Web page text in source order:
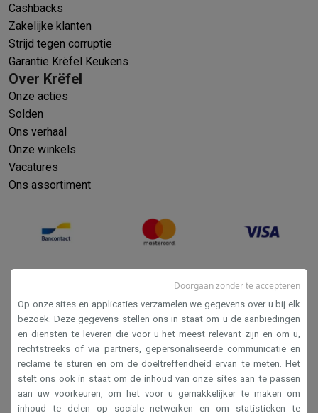
Cashbacks
Zakelijke klanten
Strijd tegen corruptie
Garantie Krëfel Keukens
Over Krëfel
Onze acties
Solden
Ons verhaal
Onze winkels
Vacatures
Ons assortiment
Verkoopsvoorwaarden
Privacy
Disclaimer
Op onze sites en applicaties verzamelen we gegevens over u bij elk
bezoek. Deze gegevens stellen ons in staat om u de aanbiedingen
en diensten te leveren die voor u het meest relevant zijn en om u,
rechtstreeks of via partners, gepersonaliseerde communicatie en
reclame te sturen en om de doeltreffendheid ervan te meten. Het
stelt ons ook in staat om de inhoud van onze sites aan te passen
aan uw voorkeuren, om het voor u gemakkelijker te maken om
inhoud te delen op sociale netwerken en om statistieken te
Doorgaan zonder te accepteren